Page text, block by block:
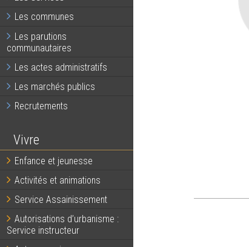
Les communes
Les parutions
communautaires
Les actes administratifs
Les marchés publics
Recrutements
Vivre
Enfance et jeunesse
Activités et animations
Service Assainissement
Autorisations d’urbanisme :
Service instructeur